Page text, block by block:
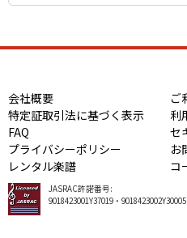
会社概要
ご
特定証取引法に基づく表示
利
FAQ
セ
プライバシーポリシー
お
レンタル楽譜
コ
JASRAC許諾番号:
9018423001Y37019・